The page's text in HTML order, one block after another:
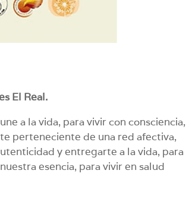
El Real.
a la vida, para vivir con consciencia,
perteneciente de una red afectiva,
y entregarte a la vida, para
esencia, para vivir en salud